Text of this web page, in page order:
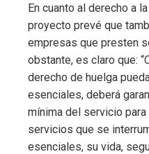
En cuanto al derecho a
proyecto prevé que
empresas que presten
obstante, es claro que:
derecho de huelga
esenciales, deberá
mínima del servicio
servicios que se
esenciales, su vida,